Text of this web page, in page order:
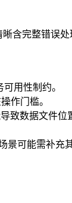
含完整错误处
用性制约。
作门槛。
致数据文件位
景可能需补充